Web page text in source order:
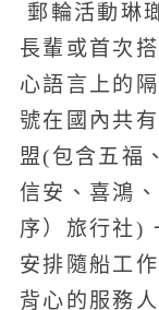
郵輪活動琳
長輩或首次
心語言上的
號在國內共
盟(包含五福
信安、喜鴻
序）旅行社)
安排隨船工
背心的服務